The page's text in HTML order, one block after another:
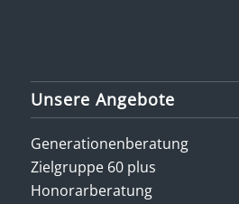
Unsere Angebote
Generationenberatung
Zielgruppe 60 plus
Honorarberatung